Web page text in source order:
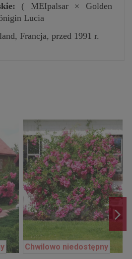
( MEIpalsar × Golden
Lucia
Francja, przed 1991 r.
Chwilowo niedostępny